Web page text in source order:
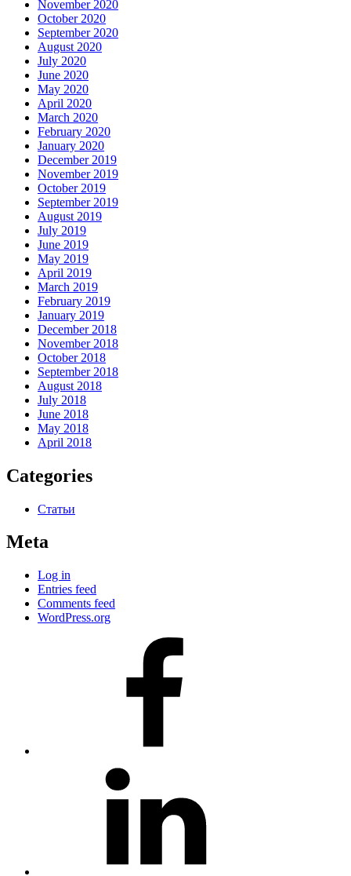
November 2020
October 2020
September 2020
August 2020
July 2020
June 2020
May 2020
April 2020
March 2020
February 2020
January 2020
December 2019
November 2019
October 2019
September 2019
August 2019
July 2019
June 2019
May 2019
April 2019
March 2019
February 2019
January 2019
December 2018
November 2018
October 2018
September 2018
August 2018
July 2018
June 2018
May 2018
April 2018
Categories
Статьи
Meta
Log in
Entries feed
Comments feed
WordPress.org